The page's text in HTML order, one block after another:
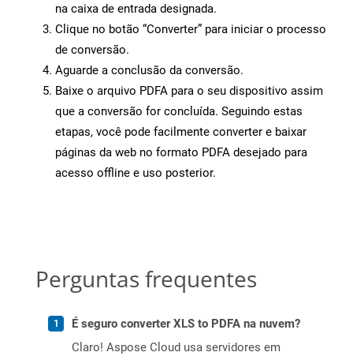
na caixa de entrada designada.
Clique no botão “Converter” para iniciar o processo
de conversão.
Aguarde a conclusão da conversão.
Baixe o arquivo PDFA para o seu dispositivo assim
que a conversão for concluída. Seguindo estas
etapas, você pode facilmente converter e baixar
páginas da web no formato PDFA desejado para
acesso offline e uso posterior.
Perguntas frequentes
É seguro converter XLS to PDFA na nuvem?
Claro! Aspose Cloud usa servidores em